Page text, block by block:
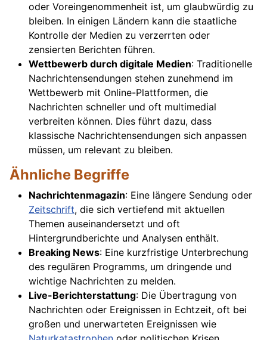
oder Voreingenommenheit ist, um glaubwürdig zu
bleiben. In einigen Ländern kann die staatliche
Kontrolle der Medien zu verzerrten oder
zensierten Berichten führen.
Wettbewerb durch digitale Medien: Traditionelle
Nachrichtensendungen stehen zunehmend im
Wettbewerb mit Online-Plattformen, die
Nachrichten schneller und oft multimedial
verbreiten können. Dies führt dazu, dass
klassische Nachrichtensendungen sich anpassen
müssen, um relevant zu bleiben.
Ähnliche Begriffe
Nachrichtenmagazin: Eine längere Sendung oder
Zeitschrift, die sich vertiefend mit aktuellen
Themen auseinandersetzt und oft
Hintergrundberichte und Analysen enthält.
Breaking News: Eine kurzfristige Unterbrechung
des regulären Programms, um dringende und
wichtige Nachrichten zu melden.
Live-Berichterstattung: Die Übertragung von
Nachrichten oder Ereignissen in Echtzeit, oft bei
großen und unerwarteten Ereignissen wie